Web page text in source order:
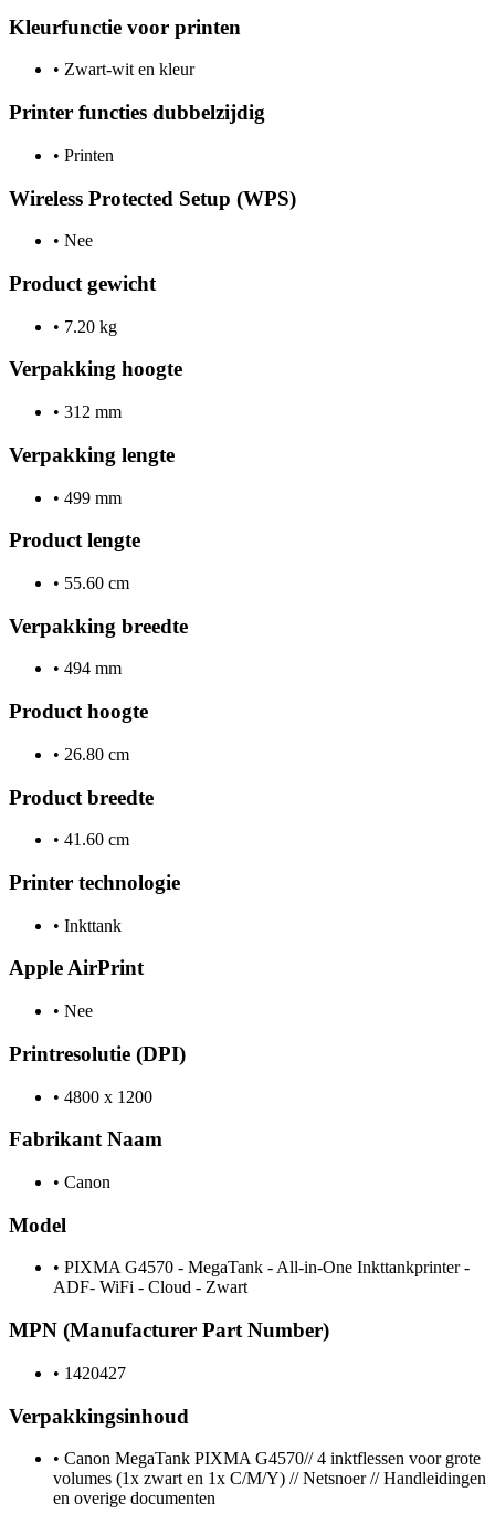
Kleurfunctie voor printen
• Zwart-wit en kleur
Printer functies dubbelzijdig
• Printen
Wireless Protected Setup (WPS)
• Nee
Product gewicht
• 7.20 kg
Verpakking hoogte
• 312 mm
Verpakking lengte
• 499 mm
Product lengte
• 55.60 cm
Verpakking breedte
• 494 mm
Product hoogte
• 26.80 cm
Product breedte
• 41.60 cm
Printer technologie
• Inkttank
Apple AirPrint
• Nee
Printresolutie (DPI)
• 4800 x 1200
Fabrikant Naam
• Canon
Model
• PIXMA G4570 - MegaTank - All-in-One Inkttankprinter -
ADF- WiFi - Cloud - Zwart
MPN (Manufacturer Part Number)
• 1420427
Verpakkingsinhoud
• Canon MegaTank PIXMA G4570// 4 inktflessen voor grote
volumes (1x zwart en 1x C/M/Y) // Netsnoer // Handleidingen
en overige documenten